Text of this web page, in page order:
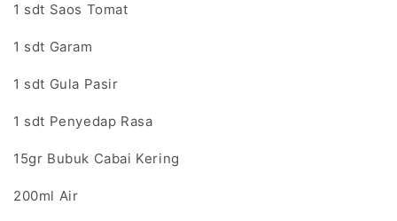
1 sdt Saos Tomat
1 sdt Garam
1 sdt Gula Pasir
1 sdt Penyedap Rasa
15gr Bubuk Cabai Kering
200ml Air